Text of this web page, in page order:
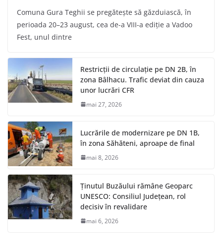
Comuna Gura Teghii se pregătește să găzduiască, în
perioada 20–23 august, cea de-a VIII-a ediție a Vadoo
Fest, unul dintre
Restricții de circulație pe DN 2B, în
zona Bâlhacu. Trafic deviat din cauza
unor lucrări CFR
mai 27, 2026
Lucrările de modernizare pe DN 1B,
în zona Săhăteni, aproape de final
mai 8, 2026
Ținutul Buzăului rămâne Geoparc
UNESCO: Consiliul Județean, rol
decisiv în revalidare
mai 6, 2026